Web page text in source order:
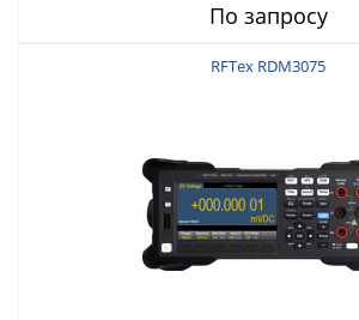
По запросу
RFTex RDM3075